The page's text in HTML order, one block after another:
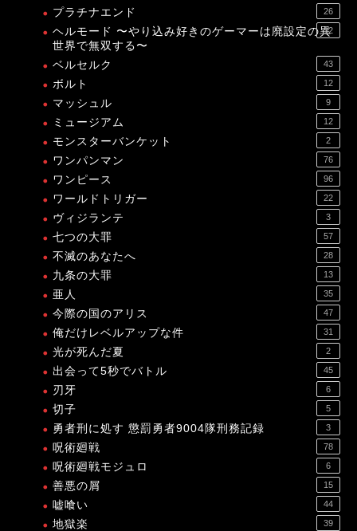
プラチナエンド 26
ヘルモード 〜やり込み好きのゲーマーは廃設定の異
世界で無双する〜
12
ベルセルク 43
ボルト 12
マッシュル 9
ミュージアム 12
モンスターバンケット 2
ワンパンマン 76
ワンピース 96
ワールドトリガー 22
ヴィジランテ 3
七つの大罪 57
不滅のあなたへ 28
九条の大罪 13
亜人 35
今際の国のアリス 47
俺だけレベルアップな件 31
光が死んだ夏 2
出会って5秒でバトル 45
刃牙 6
切子 5
勇者刑に処す 懲罰勇者9004隊刑務記録 3
呪術廻戦 78
呪術廻戦モジュロ 6
善悪の屑 15
嘘喰い 44
地獄楽 39